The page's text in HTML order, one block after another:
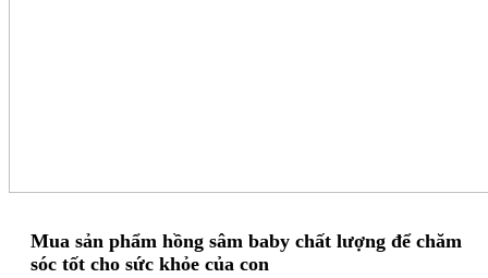
Mua sản phẩm hồng sâm baby chất lượng để chăm
sóc tốt cho sức khỏe của con